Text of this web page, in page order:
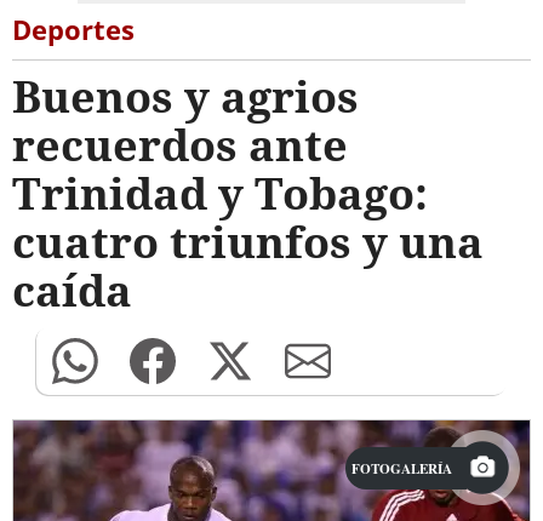
Deportes
Buenos y agrios
recuerdos ante
Trinidad y Tobago:
cuatro triunfos y una
caída
FOTOGALERÍA